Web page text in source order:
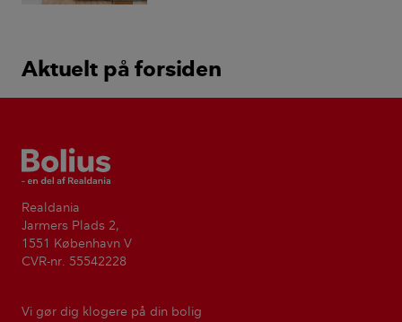
Aktuelt på forsiden
Bolius
Realdania
Jarmers Plads 2,
1551 København V
CVR-nr. 55542228
Vi gør dig klogere på din bolig